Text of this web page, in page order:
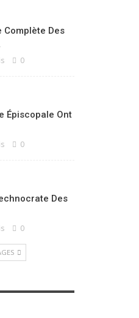
Complète Des
0
Épiscopale Ont
0
Des
0